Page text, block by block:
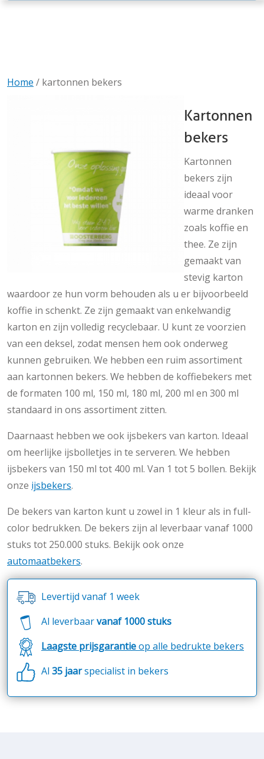
Home / kartonnen bekers
Kartonnen
bekers
Kartonnen
bekers zijn
ideaal voor
warme dranken
zoals koffie en
thee. Ze zijn
gemaakt van
stevig karton
waardoor ze hun vorm behouden als u er bijvoorbeeld
koffie in schenkt. Ze zijn gemaakt van enkelwandig
karton en zijn volledig recyclebaar. U kunt ze voorzien
van een deksel, zodat mensen hem ook onderweg
kunnen gebruiken. We hebben een ruim assortiment
aan kartonnen bekers. We hebben de koffiebekers met
de formaten 100 ml, 150 ml, 180 ml, 200 ml en 300 ml
standaard in ons assortiment zitten.
Daarnaast hebben we ook ijsbekers van karton. Ideaal
om heerlijke ijsbolletjes in te serveren. We hebben
ijsbekers van 150 ml tot 400 ml. Van 1 tot 5 bollen. Bekijk
onze ijsbekers.
De bekers van karton kunt u zowel in 1 kleur als in full-
color bedrukken. De bekers zijn al leverbaar vanaf 1000
stuks tot 250.000 stuks. Bekijk ook onze
automaatbekers.
Levertijd vanaf 1 week
Al leverbaarvanaf 1000 stuks
Laagste prijsgarantieop alle bedrukte bekers
Al 35 jaarspecialist in bekers